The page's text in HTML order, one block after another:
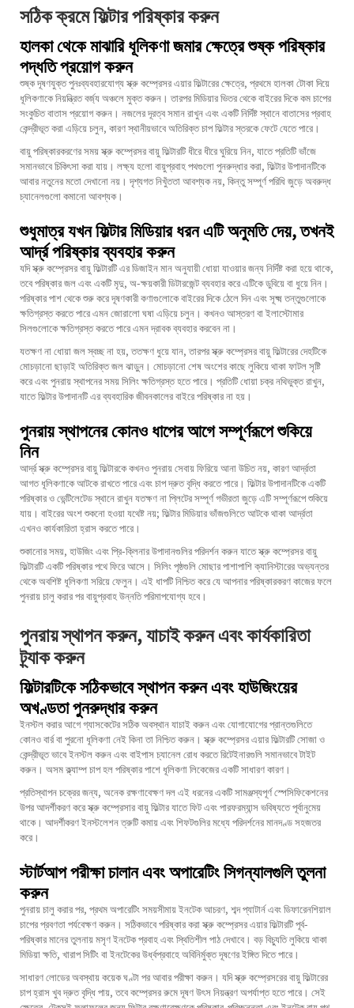
সঠিক ক্রমে ফিল্টার পরিষ্কার করুন
হালকা থেকে মাঝারি ধূলিকণা জমার ক্ষেত্রে শুষ্ক পরিষ্কার
পদ্ধতি প্রয়োগ করুন
শুষ্ক দূষণযুক্ত পুনঃব্যবহারযোগ্য স্ক্রু কম্প্রেসর এয়ার ফিল্টারের ক্ষেত্রে, প্রথমে হালকা টোকা দিয়ে
ধূলিকণাকে নিয়ন্ত্রিত বর্জ্য অঞ্চলে মুক্ত করুন। তারপর মিডিয়ার ভিতর থেকে বাইরের দিকে কম চাপের
সংকুচিত বাতাস প্রয়োগ করুন। নজলের দূরত্ব সমান রাখুন এবং একটি নির্দিষ্ট স্থানে বাতাসের প্রবাহ
কেন্দ্রীভূত করা এড়িয়ে চলুন, কারণ স্থানীয়ভাবে অতিরিক্ত চাপ ফিল্টার স্তরকে ফেটে যেতে পারে।
বায়ু পরিষ্কারকরণের সময় স্ক্রু কম্প্রেসর বায়ু ফিল্টারটি ধীরে ধীরে ঘুরিয়ে নিন, যাতে প্রতিটি ভাঁজে
সমানভাবে চিকিৎসা করা যায়। লক্ষ্য হলো বায়ুপ্রবাহ পথগুলো পুনরুদ্ধার করা, ফিল্টার উপাদানটিকে
আবার নতুনের মতো দেখানো নয়। দৃশ্যগত নিখুঁততা আবশ্যক নয়, কিন্তু সম্পূর্ণ পরিধি জুড়ে অবরুদ্ধ
চ্যানেলগুলো কমানো আবশ্যক।
শুধুমাত্র যখন ফিল্টার মিডিয়ার ধরন এটি অনুমতি দেয়, তখনই
আর্দ্র পরিষ্কার ব্যবহার করুন
যদি স্ক্রু কম্প্রেসর বায়ু ফিল্টারটি এর ডিজাইন মান অনুযায়ী ধোয়া যাওয়ার জন্য নির্দিষ্ট করা হয়ে থাকে,
তবে পরিষ্কার জল এবং একটি মৃদু, অ-ক্ষয়কারী ডিটারজেন্ট ব্যবহার করে এটিকে ডুবিয়ে বা ধুয়ে নিন।
পরিষ্কার পাশ থেকে শুরু করে দূষণকারী কণাগুলোকে বাইরের দিকে ঠেলে দিন এবং সূক্ষ্ম তন্তুগুলোকে
ক্ষতিগ্রস্ত করতে পারে এমন জোরালো ঘষা এড়িয়ে চলুন। কখনও আস্তরণ বা ইলাস্টোমার
সিলগুলোকে ক্ষতিগ্রস্ত করতে পারে এমন দ্রাবক ব্যবহার করবেন না।
যতক্ষণ না ধোয়া জল স্বচ্ছ না হয়, ততক্ষণ ধুয়ে যান, তারপর স্ক্রু কম্প্রেসর বায়ু ফিল্টারের দেহটিকে
মোচড়ানো ছাড়াই অতিরিক্ত জল ঝাড়ুন। মোচড়ানো শেষ অংশের কাছে লুকিয়ে থাকা ফাটল সৃষ্টি
করে এবং পুনরায় স্থাপনের সময় সিলিং ক্ষতিগ্রস্ত হতে পারে। প্রতিটি ধোয়া চক্র নথিভুক্ত রাখুন,
যাতে ফিল্টার উপাদানটি এর ব্যবহারিক জীবনকালের বাইরে পরিষ্কার না হয়।
পুনরায় স্থাপনের কোনও ধাপের আগে সম্পূর্ণরূপে শুকিয়ে
নিন
আর্দ্র স্ক্রু কম্প্রেসর বায়ু ফিল্টারকে কখনও পুনরায় সেবায় ফিরিয়ে আনা উচিত নয়, কারণ আর্দ্রতা
আগত ধূলিকণাকে আটকে রাখতে পারে এবং চাপ দ্রুত বৃদ্ধি করতে পারে। ফিল্টার উপাদানটিকে একটি
পরিষ্কার ও ভেন্টিলেটেড স্থানে রাখুন যতক্ষণ না প্লিটের সম্পূর্ণ গভীরতা জুড়ে এটি সম্পূর্ণরূপে শুকিয়ে
যায়। বাইরের অংশ শুকনো হওয়া যথেষ্ট নয়; ফিল্টার মিডিয়ার ভাঁজগুলিতে আটকে থাকা আর্দ্রতা
এখনও কার্যকারিতা হ্রাস করতে পারে।
শুকানোর সময়, হাউজিং এবং প্রি-ক্লিনার উপাদানগুলির পরিদর্শন করুন যাতে স্ক্রু কম্প্রেসর বায়ু
ফিল্টারটি একটি পরিষ্কার পথে ফিরে আসে। সিলিং পৃষ্ঠগুলি মোছার পাশাপাশি ক্যানিস্টারের অভ্যন্তর
থেকে অবশিষ্ট ধূলিকণা সরিয়ে ফেলুন। এই ধাপটি নিশ্চিত করে যে আপনার পরিষ্কারকরণ কাজের ফলে
পুনরায় চালু করার পর বায়ুপ্রবাহ উন্নতি পরিমাপযোগ্য হবে।
পুনরায় স্থাপন করুন, যাচাই করুন এবং কার্যকারিতা
ট্র্যাক করুন
ফিল্টারটিকে সঠিকভাবে স্থাপন করুন এবং হাউজিংয়ের
অখণ্ডতা পুনরুদ্ধার করুন
ইনস্টল করার আগে গ্যাসকেটের সঠিক অবস্থান যাচাই করুন এবং যোগাযোগের প্রান্তগুলিতে
কোনও বার্র বা পুরনো ধূলিকণা নেই কিনা তা নিশ্চিত করুন। স্ক্রু কম্প্রেসর এয়ার ফিল্টারটি সোজা ও
কেন্দ্রীভূত ভাবে ইনস্টল করুন এবং বাইপাস চ্যানেল রোধ করতে রিটেইনারগুলি সমানভাবে টাইট
করুন। অসম ক্ল্যাম্প চাপ হল পরিষ্কার পাশে ধূলিকণা লিকেজের একটি সাধারণ কারণ।
প্রতিস্থাপন চক্রের জন্য, অনেক রক্ষণাবেক্ষণ দল এই ধরনের একটি সামঞ্জস্যপূর্ণ স্পেসিফিকেশনের
উপর আদর্শীকরণ করেস্ক্রু কম্প্রেসার বায়ু ফিল্টারযাতে ফিট এবং পারফরম্যান্স ভবিষ্যতে পূর্বানুমেয়
থাকে। আদর্শীকরণ ইনস্টলেশন ত্রুটি কমায় এবং শিফটগুলির মধ্যে পরিদর্শনের মানদণ্ড সহজতর
করে।
স্টার্টআপ পরীক্ষা চালান এবং অপারেটিং সিগন্যালগুলি তুলনা
করুন
পুনরায় চালু করার পর, প্রথম অপারেটিং সময়সীমায় ইনটেক আচরণ, শব্দ প্যাটার্ন এবং ডিফারেনশিয়াল
চাপের প্রবণতা পর্যবেক্ষণ করুন। সঠিকভাবে পরিষ্কার করা স্ক্রু কম্প্রেসর এয়ার ফিল্টারটি পূর্ব-
পরিষ্কার মানের তুলনায় মসৃণ ইনটেক প্রবাহ এবং স্থিতিশীল পাঠ দেখাবে। বড় বিচ্যুতি লুকিয়ে থাকা
মিডিয়া ক্ষতি, খারাপ সিটিং বা ইনটেকের উর্ধ্বপ্রবাহে অবিনির্মুক্ত দূষণের ইঙ্গিত দিতে পারে।
সাধারণ লোডের অবস্থায় কয়েক ঘণ্টা পর আবার পরীক্ষা করুন। যদি স্ক্রু কম্প্রেসরের বায়ু ফিল্টারের
চাপ হ্রাস খুব দ্রুত বৃদ্ধি পায়, তবে কম্প্রেসর রুমে দূষণ উৎস নিয়ন্ত্রণ অপর্যাপ্ত হতে পারে। সেই